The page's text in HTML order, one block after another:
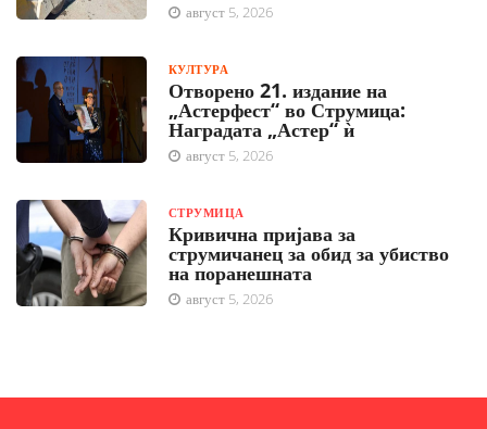
август 5, 2026
КУЛТУРА
Отворено 21. издание на
„Астерфест“ во Струмица:
Наградата „Астер“ ѝ
август 5, 2026
СТРУМИЦА
Кривична пријава за
струмичанец за обид за убиство
на поранешната
август 5, 2026